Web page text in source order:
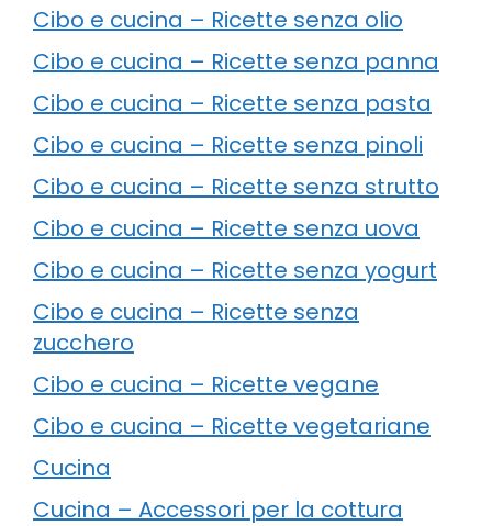
Cibo e cucina – Ricette senza olio
Cibo e cucina – Ricette senza panna
Cibo e cucina – Ricette senza pasta
Cibo e cucina – Ricette senza pinoli
Cibo e cucina – Ricette senza strutto
Cibo e cucina – Ricette senza uova
Cibo e cucina – Ricette senza yogurt
Cibo e cucina – Ricette senza
zucchero
Cibo e cucina – Ricette vegane
Cibo e cucina – Ricette vegetariane
Cucina
Cucina – Accessori per la cottura